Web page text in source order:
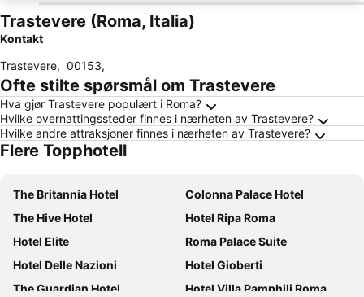
Trastevere (Roma, Italia)
Kontakt
Trastevere, 00153,
Ofte stilte spørsmål om Trastevere
Hva gjør Trastevere populært i Roma?
Hvilke overnattingssteder finnes i nærheten av Trastevere?
Hvilke andre attraksjoner finnes i nærheten av Trastevere?
Flere Topphotell
The Britannia Hotel
Colonna Palace Hotel
The Hive Hotel
Hotel Ripa Roma
Hotel Elite
Roma Palace Suite
Hotel Delle Nazioni
Hotel Gioberti
The Guardian Hotel
Hotel Villa Pamphili Roma